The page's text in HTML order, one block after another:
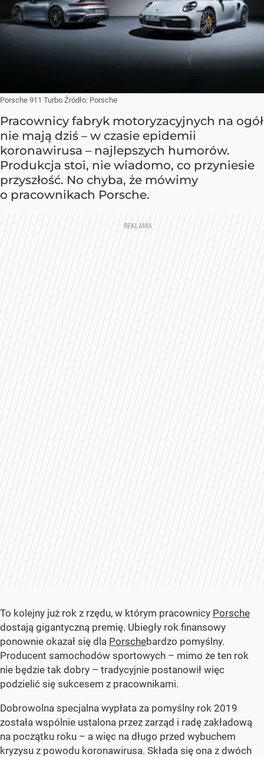
Porsche 911 Turbo Źródło: Porsche
Pracownicy fabryk motoryzacyjnych na ogół
nie mają dziś – w czasie epidemii
koronawirusa – najlepszych humorów.
Produkcja stoi, nie wiadomo, co przyniesie
przyszłość. No chyba, że mówimy
o pracownikach Porsche.
To kolejny już rok z rzędu, w którym pracownicy Porsche
dostają gigantyczną premię. Ubiegły rok finansowy
ponownie okazał się dla Porschebardzo pomyślny.
Producent samochodów sportowych – mimo że ten rok
nie będzie tak dobry – tradycyjnie postanowił więc
podzielić się sukcesem z pracownikami.
Dobrowolna specjalna wypłata za pomyślny rok 2019
została wspólnie ustalona przez zarząd i radę zakładową
na początku roku – a więc na długo przed wybuchem
kryzysu z powodu koronawirusa. Składa się ona z dwóch